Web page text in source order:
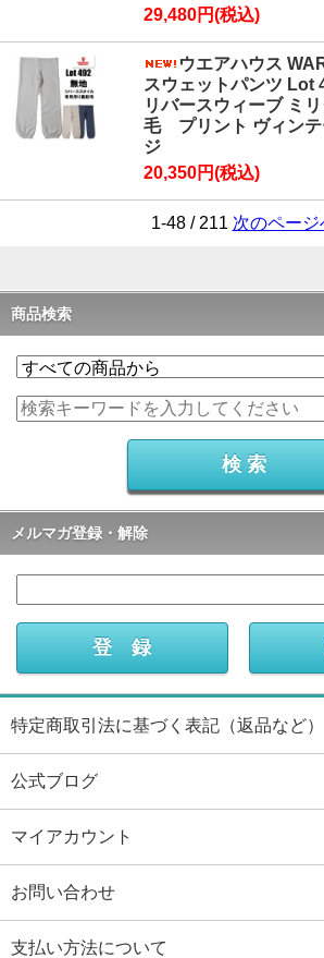
29,480円(税込)
ウエアハウス
スウェットパンツ Lot
リバースウィーブ ミ
毛 プリント ヴィンテ
ジ
20,350円(税込)
1-48 / 211 次のページ
商品検索
メルマガ登録・解除
特定商取引法に基づく表記（返品など）
公式ブログ
マイアカウント
お問い合わせ
支払い方法について